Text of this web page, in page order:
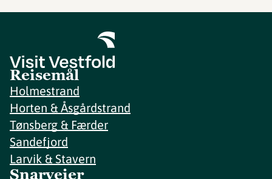
Reisemål
Holmestrand
Horten & Åsgårdstrand
Tønsberg & Færder
Sandefjord
Larvik & Stavern
Snarveier